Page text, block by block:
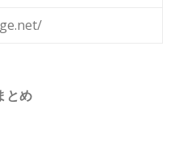
とめ